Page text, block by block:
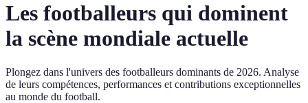
Les footballeurs qui dominent
la scène mondiale actuelle
Plongez dans l'univers des footballeurs dominants de 2026. Analyse
de leurs compétences, performances et contributions exceptionnelles
au monde du football.